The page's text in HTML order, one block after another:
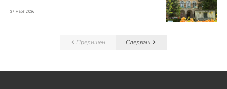
27 март 2026
Предишен Следващ